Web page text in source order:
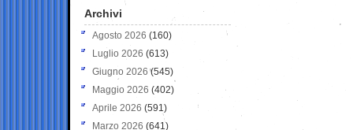
Archivi
Agosto 2026 (160)
Luglio 2026 (613)
Giugno 2026 (545)
Maggio 2026 (402)
Aprile 2026 (591)
Marzo 2026 (641)